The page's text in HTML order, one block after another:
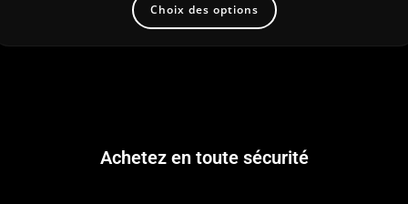
Choix des options
Achetez en toute sécurité